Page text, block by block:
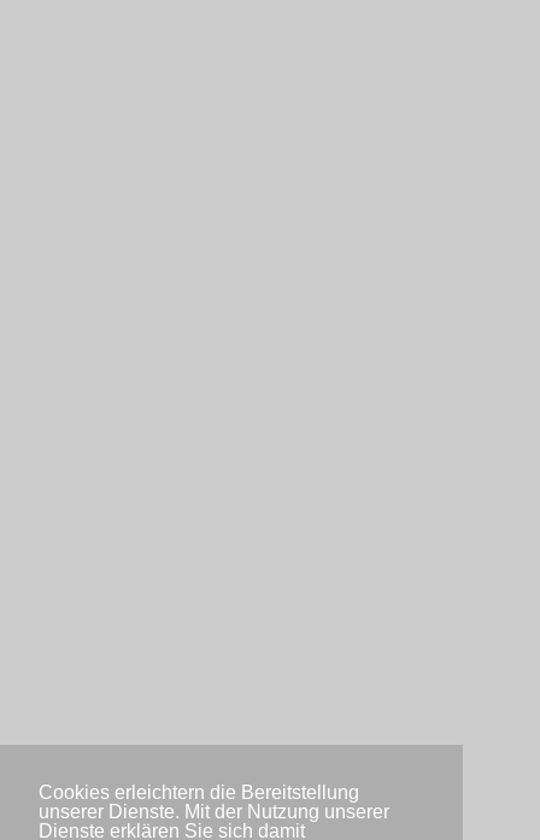
Cookies erleichtern die Bereitstellung
unserer Dienste. Mit der Nutzung unserer
Dienste erklären Sie sich damit